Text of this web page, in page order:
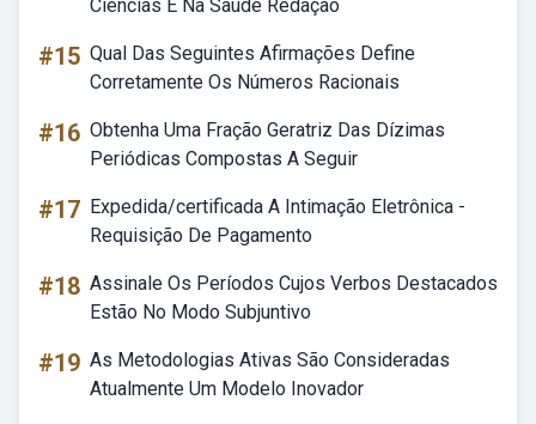
Ciências E Na Saúde Redação
#15 Qual Das Seguintes Afirmações Define
Corretamente Os Números Racionais
#16 Obtenha Uma Fração Geratriz Das Dízimas
Periódicas Compostas A Seguir
#17 Expedida/certificada A Intimação Eletrônica -
Requisição De Pagamento
#18 Assinale Os Períodos Cujos Verbos Destacados
Estão No Modo Subjuntivo
#19 As Metodologias Ativas São Consideradas
Atualmente Um Modelo Inovador